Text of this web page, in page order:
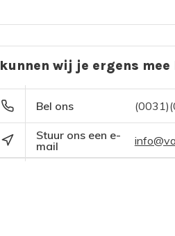
kunnen wij je ergens mee
Bel ons
Stuur ons een e-
mail